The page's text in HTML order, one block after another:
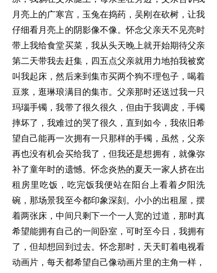
月亮上的广寒宫，玉兔在捣药，吴刚在砍树，让我
仔细看月亮上的阴影像不像。怀念父亲天不见亮时
带上我给食堂买菜，我从头天晚上就开始期待父亲
第二天带我去赶集，四五点父亲就用力地拍我被窝
叫我起床，然后来到集市买两个狗不理包子，喝着
豆浆，逛琳琅满目的集市。父亲那时还送过我一只
玛瑙手镯，我带了很久很久，但由于我调皮，手镯
摔坏了，我难过的哭了很久，直到如今，我依旧希
望自己能再一次拥有一只那样的手镯，虽然，父亲
再也没有机会买给我了，但我还是想拥有，就像弥
补了童年时的遗憾。怀念炎热的夏天一家人挤在出
租房里吃饭，吃完饭我便站在阳台上看着夕阳洗
碗，那场景我至今都印象深刻。小小的出租屋，摆
着两张床，中间只剩下一个一人宽的过道，那时真
希望能拥有自己的一间卧室，可时至今日，我拥有
了，但却想回到过去。怀念那时，天天盯着电视看
动画片，每天都希望自己像动画片里的主角一样，